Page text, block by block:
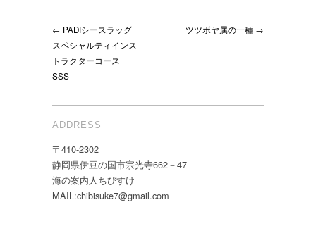
← PADIシースラッグ
スペシャルティインス
トラクターコース
SSS
ツツボヤ属の一種 →
ADDRESS
〒410-2302
静岡県伊豆の国市宗光寺662－47
海の案内人ちびすけ
MAIL:chibisuke7@gmail.com